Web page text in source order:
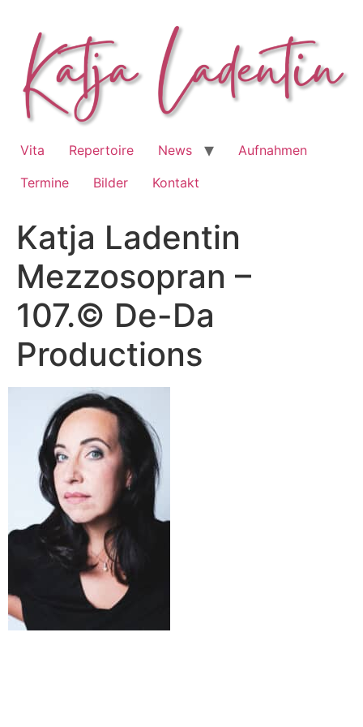
springen
Vita Repertoire News
Aufnahmen
Termine
Bilder Kontakt
Katja Ladentin
Mezzosopran –
107.© De-Da
Productions